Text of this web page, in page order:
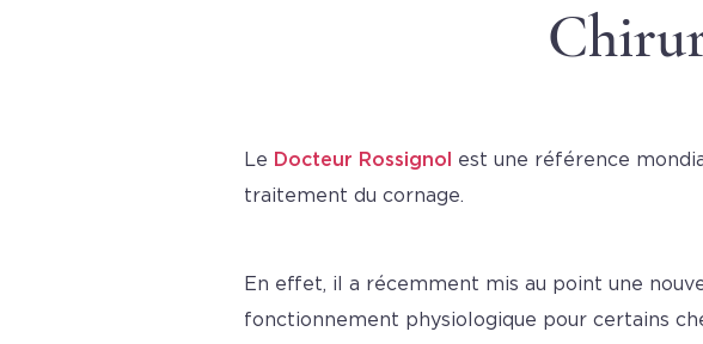
Le Docteur Rossignol est une référence
traitement du cornage.
En effet, il a récemment mis au point une
fonctionnement physiologique pour certains